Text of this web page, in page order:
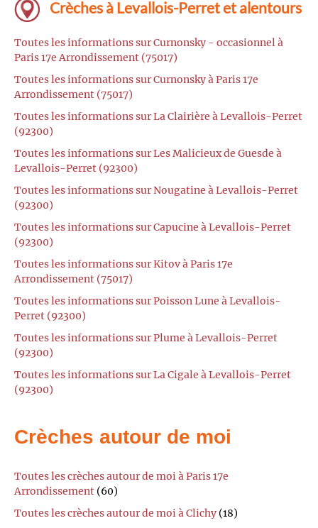
Crèches à Levallois-Perret et alentours
Toutes les informations sur Curnonsky - occasionnel à
Paris 17e Arrondissement (75017)
Toutes les informations sur Curnonsky à Paris 17e
Arrondissement (75017)
Toutes les informations sur La Clairière à Levallois-Perret
(92300)
Toutes les informations sur Les Malicieux de Guesde à
Levallois-Perret (92300)
Toutes les informations sur Nougatine à Levallois-Perret
(92300)
Toutes les informations sur Capucine à Levallois-Perret
(92300)
Toutes les informations sur Kitov à Paris 17e
Arrondissement (75017)
Toutes les informations sur Poisson Lune à Levallois-
Perret (92300)
Toutes les informations sur Plume à Levallois-Perret
(92300)
Toutes les informations sur La Cigale à Levallois-Perret
(92300)
Crèches autour de moi
Toutes les crèches autour de moi à Paris 17e
Arrondissement (60)
Toutes les crèches autour de moi à Clichy (18)